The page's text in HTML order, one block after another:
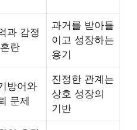
과 감정
란
과거를 받아들
이고 성장하는
용기
방어와
문제
진정한 관계는
상호 성장의
기반